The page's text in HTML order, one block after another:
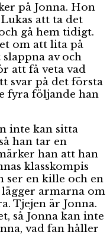
på Jonna. Hon
att ta det
gå hem tidigt.
om att lita på
av och
att få veta vad
svar på det första
fyra följande han
inte kan sitta
han tar en
han att han
klasskompis
ser en kille och en
armarna om
Tjejen är Jonna.
så Jonna kan inte
vad fan håller